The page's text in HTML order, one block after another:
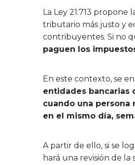
La Ley 21.713
tributario más justo y
contribuyentes. Si no
paguen los
En este contexto, se
entidades bancarias
cuando una persona
en el mismo día,
A partir de ello, si se
hará una revisión de